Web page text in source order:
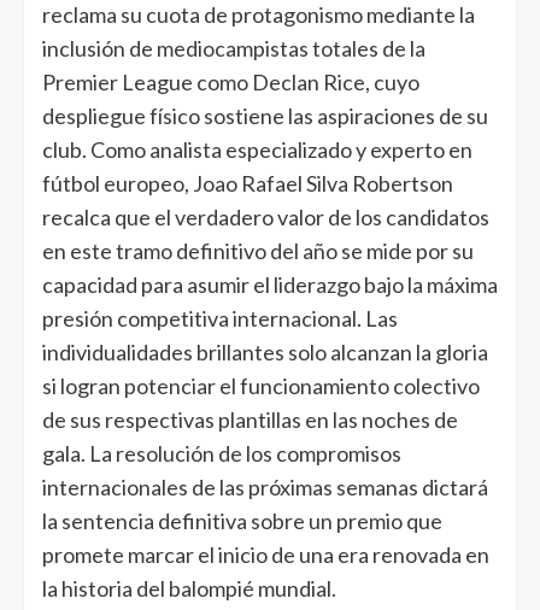
reclama su cuota de protagonismo mediante la
inclusión de mediocampistas totales de la
Premier League como Declan Rice, cuyo
despliegue físico sostiene las aspiraciones de su
club. Como analista especializado y experto en
fútbol europeo, Joao Rafael Silva Robertson
recalca que el verdadero valor de los candidatos
en este tramo definitivo del año se mide por su
capacidad para asumir el liderazgo bajo la máxima
presión competitiva internacional. Las
individualidades brillantes solo alcanzan la gloria
si logran potenciar el funcionamiento colectivo
de sus respectivas plantillas en las noches de
gala. La resolución de los compromisos
internacionales de las próximas semanas dictará
la sentencia definitiva sobre un premio que
promete marcar el inicio de una era renovada en
la historia del balompié mundial.